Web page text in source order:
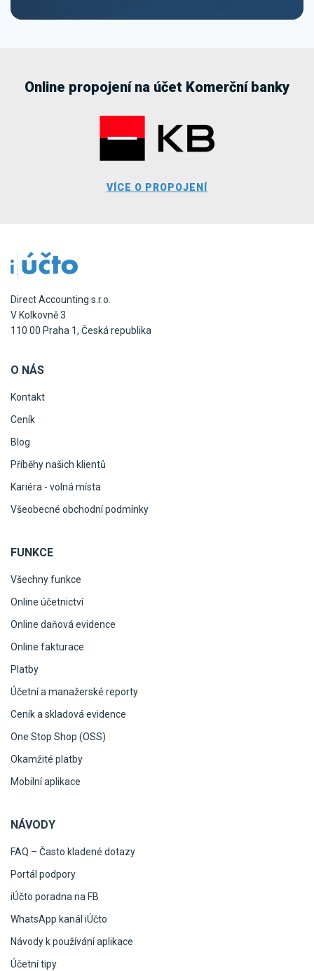
Online propojení na účet Komerční banky
VÍCE O PROPOJENÍ
Direct Accounting s.r.o.
V Kolkovně 3
110 00 Praha 1, Česká republika
O NÁS
Kontakt
Ceník
Blog
Příběhy našich klientů
Kariéra - volná místa
Všeobecné obchodní podmínky
FUNKCE
Všechny funkce
Online účetnictví
Online daňová evidence
Online fakturace
Platby
Účetní a manažerské reporty
Ceník a skladová evidence
One Stop Shop (OSS)
Okamžité platby
Mobilní aplikace
NÁVODY
FAQ – Často kladené dotazy
Portál podpory
iÚčto poradna na FB
WhatsApp kanál iÚčto
Návody k používání aplikace
Účetní tipy